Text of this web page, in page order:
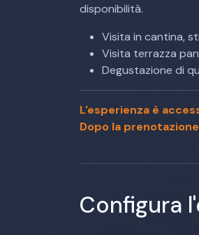
disponibilità.
Visita in cantina,
Visita terrazza
Degustazione di
L'esperienza è
Dopo la
Configura